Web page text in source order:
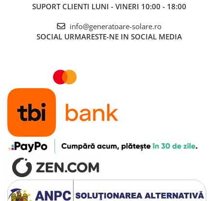
SUPORT CLIENTI LUNI - VINERI 10:00 - 18:00
info@generatoare-solare.ro
SOCIAL URMARESTE-NE IN SOCIAL MEDIA